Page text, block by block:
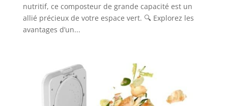
nutritif, ce composteur de grande capacité est un
allié précieux de votre espace vert. 🔍 Explorez les
avantages d’un...